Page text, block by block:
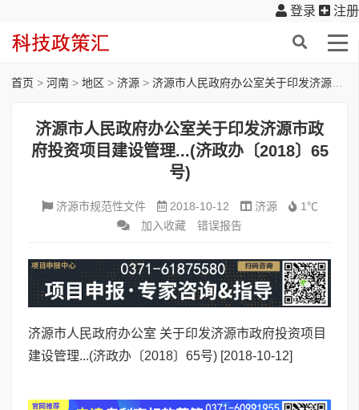
登录 注册
首页 > 河南 > 地区 > 济源 > 济源市人民政府办公室关于印发济源市政府投资项目建设管理...(济政办〔2018〕65号)
济源市人民政府办公室关于印发济源市政
府投资项目建设管理...(济政办〔2018〕65
号)
济源市规范性文件 2018-10-12 济源
1℃
加入收藏
错误报告
济源市人民政府办公室 关于印发济源市政府投资项目
建设管理...(济政办〔2018〕65号) [2018-10-12]